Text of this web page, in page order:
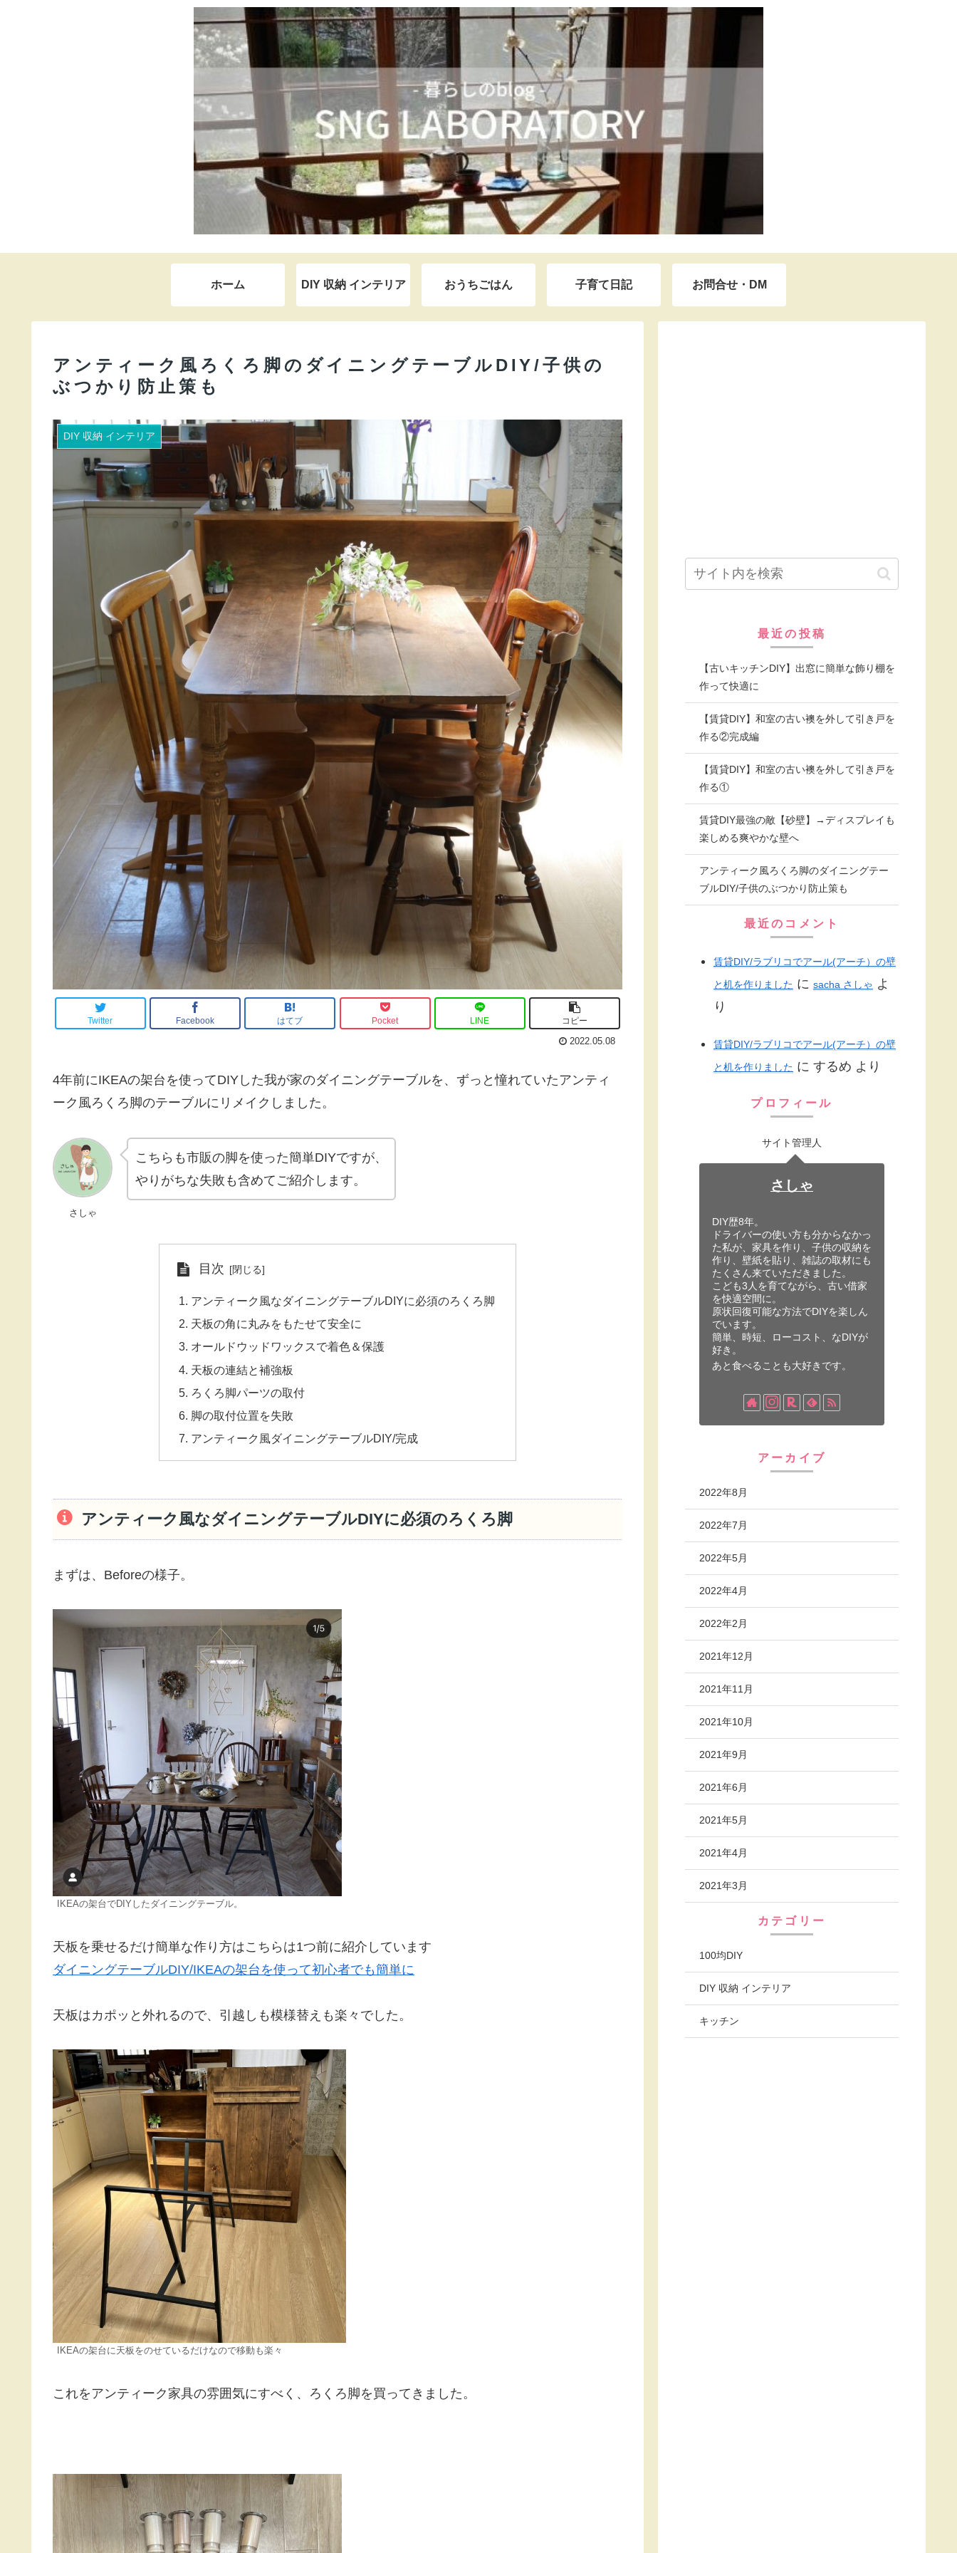
ホーム DIY 収納 インテリア おうちごはん 子育て日記 お問合せ・DM
アンティーク風ろくろ脚のダイニングテーブルDIY/子供の
ぶつかり防止策も
DIY 収納 インテリア
Twitter Facebook はてブ Pocket LINE コピー
2022.05.08
4年前にIKEAの架台を使ってDIYした我が家のダイニングテーブルを、ずっと憧れていたアンティ
ーク風ろくろ脚のテーブルにリメイクしました。
さしゃ
こちらも市販の脚を使った簡単DIYですが、
やりがちな失敗も含めてご紹介します。
目次
アンティーク風なダイニングテーブルDIYに必須のろくろ脚
天板の角に丸みをもたせて安全に
オールドウッドワックスで着色＆保護
天板の連結と補強板
ろくろ脚パーツの取付
脚の取付位置を失敗
アンティーク風ダイニングテーブルDIY/完成
アンティーク風なダイニングテーブルDIYに必須のろくろ脚
まずは、Beforeの様子。
IKEAの架台でDIYしたダイニングテーブル。
天板を乗せるだけ簡単な作り方はこちらは1つ前に紹介しています
ダイニングテーブルDIY/IKEAの架台を使って初心者でも簡単に
天板はカポッと外れるので、引越しも模様替えも楽々でした。
IKEAの架台に天板をのせているだけなので移動も楽々
これをアンティーク家具の雰囲気にすべく、ろくろ脚を買ってきました。
最近の投稿
【古いキッチンDIY】出窓に簡単な飾り棚を
作って快適に
【賃貸DIY】和室の古い襖を外して引き戸を
作る②完成編
【賃貸DIY】和室の古い襖を外して引き戸を
作る①
賃貸DIY最強の敵【砂壁】→ディスプレイも
楽しめる爽やかな壁へ
アンティーク風ろくろ脚のダイニングテー
ブルDIY/子供のぶつかり防止策も
最近のコメント
賃貸DIY/ラブリコでアール(アーチ）の壁
と机を作りました に sacha さしゃ よ
り
賃貸DIY/ラブリコでアール(アーチ）の壁
と机を作りました に するめ より
プロフィール
サイト管理人
さしゃ
DIY歴8年。
ドライバーの使い方も分からなかっ
た私が、家具を作り、子供の収納を
作り、壁紙を貼り、雑誌の取材にも
たくさん来ていただきました。
こども3人を育てながら、古い借家
を快適空間に。
原状回復可能な方法でDIYを楽しん
でいます。
簡単、時短、ローコスト、なDIYが
好き。
あと食べることも大好きです。
アーカイブ
2022年8月
2022年7月
2022年5月
2022年4月
2022年2月
2021年12月
2021年11月
2021年10月
2021年9月
2021年6月
2021年5月
2021年4月
2021年3月
カテゴリー
100均DIY
DIY 収納 インテリア
キッチン